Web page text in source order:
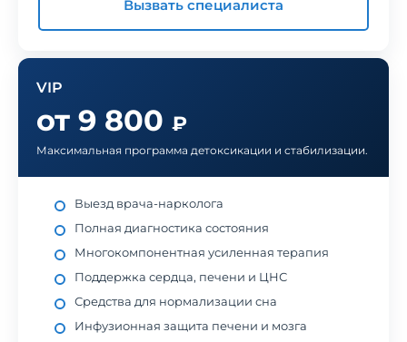
Вызвать специалиста
VIP
от 9 800 ₽
Максимальная программа детоксикации и стабилизации.
Выезд врача-нарколога
Полная диагностика состояния
Многокомпонентная усиленная терапия
Поддержка сердца, печени и ЦНС
Средства для нормализации сна
Инфузионная защита печени и мозга